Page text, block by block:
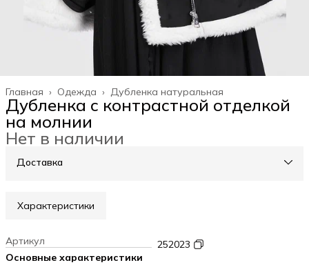
Дубленка натуральная
Одежда ›
Главная ›
Дубленка с контрастной отделкой
на молнии
Нет в наличии
Доставка
Характеристики
Артикул
252023
Основные характеристики